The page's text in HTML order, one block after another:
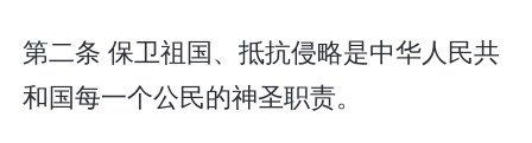
第二条 保卫祖国、抵抗侵略是中华人民共
和国每一个公民的神圣职责。